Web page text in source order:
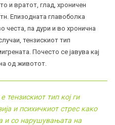
и вратот, глад, хроничен
Епизодната главоболка
честа, па дури и во хронична
тензискиот тип
Почесто се јавува кај
од животот.
тензискиот тип кој ги
и психичкиот стрес како
и со нарушувањата на